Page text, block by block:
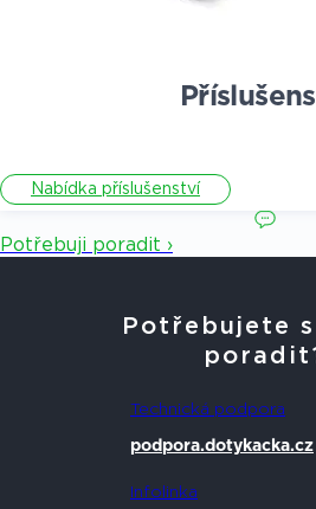
Nabídka příslušenství
Potřebuji poradit ›
Potřebujete
Technická podpora
podpora.dotykacka.cz
Infolinka